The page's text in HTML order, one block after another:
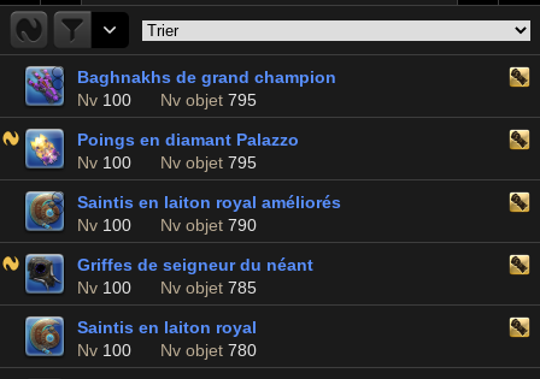
Baghnakhs de grand champion
Nv 100 Nv objet 795
Poings en diamant Palazzo
Nv 100 Nv objet 795
Saintis en laiton royal améliorés
Nv 100 Nv objet 790
Griffes de seigneur du néant
Nv 100 Nv objet 785
Saintis en laiton royal
Nv 100 Nv objet 780